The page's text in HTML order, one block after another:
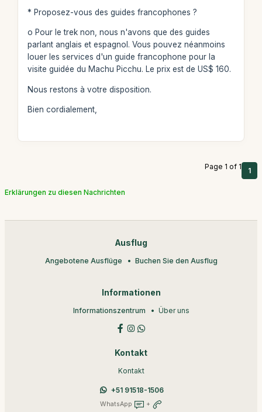
* Proposez-vous des guides francophones ?
o Pour le trek non, nous n'avons que des guides
parlant anglais et espagnol. Vous pouvez néanmoins
louer les services d'un guide francophone pour la
visite guidée du Machu Picchu. Le prix est de US$ 160.
Nous restons à votre disposition.
Bien cordialement,
Page 1 of 1 1
Erklärungen zu diesen Nachrichten
Ausflug
Angebotene Ausflüge Buchen Sie den Ausflug
Informationen
Informationszentrum Über uns
Kontakt
Kontakt
+51 91518-1506
WhatsApp +